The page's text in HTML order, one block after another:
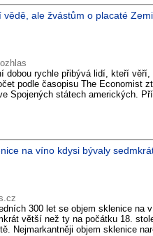
ale žvástům o placaté
dobou rychle přibývá lidí, kteří
podle časopisu The Economist
Spojených státech amerických.
na víno kdysi bývaly
300 let se objem sklenice na
větší než ty na počátku 18.
Nejmarkantněji objem sklenice